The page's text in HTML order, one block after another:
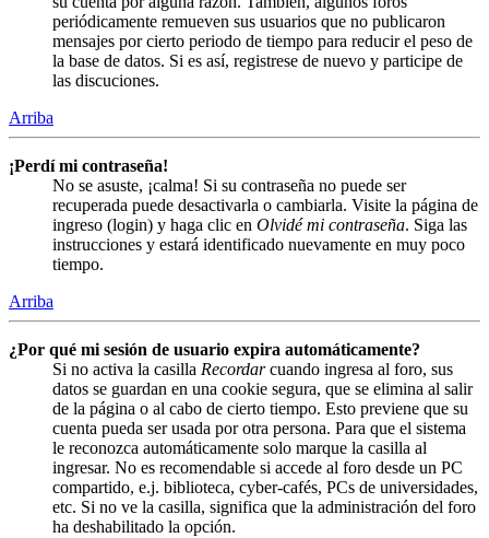
periódicamente remueven sus usuarios que no publicaron
mensajes por cierto periodo de tiempo para reducir el peso de
la base de datos. Si es así, registrese de nuevo y participe de
las discuciones.
Arriba
¡Perdí mi contraseña!
No se asuste, ¡calma! Si su contraseña no puede ser
recuperada puede desactivarla o cambiarla. Visite la página de
ingreso (login) y haga clic en Olvidé mi contraseña. Siga las
instrucciones y estará identificado nuevamente en muy poco
tiempo.
Arriba
¿Por qué mi sesión de usuario expira automáticamente?
Si no activa la casilla Recordarcuando ingresa al foro, sus
datos se guardan en una cookie segura, que se elimina al salir
de la página o al cabo de cierto tiempo. Esto previene que su
cuenta pueda ser usada por otra persona. Para que el sistema
le reconozca automáticamente solo marque la casilla al
ingresar. No es recomendable si accede al foro desde un PC
compartido, e.j. biblioteca, cyber-cafés, PCs de universidades,
etc. Si no ve la casilla, significa que la administración del foro
ha deshabilitado la opción.